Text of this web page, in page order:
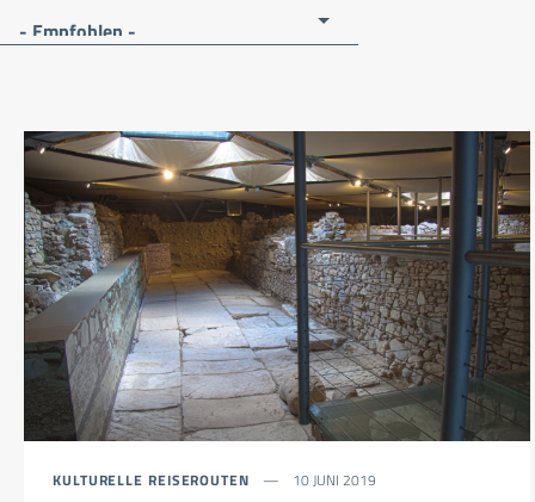
- Empfohlen -
KULTURELLE REISEROUTEN 10 JUNI 2019